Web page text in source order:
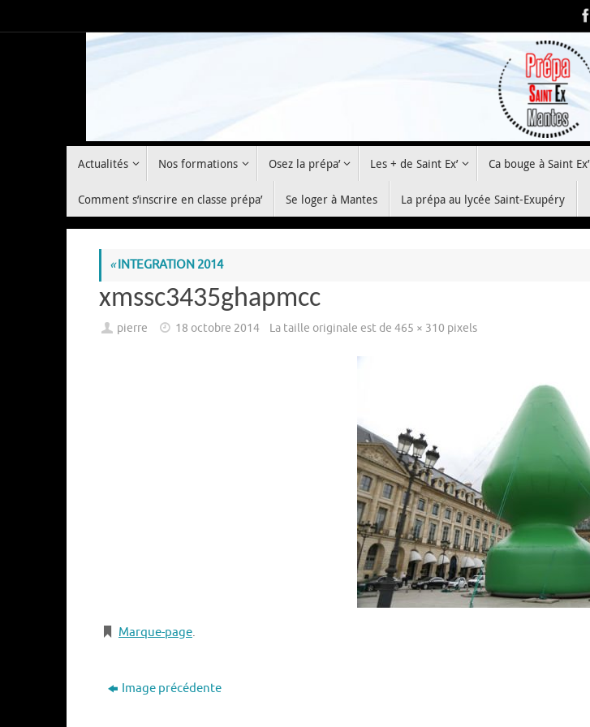
au
Actualités Nos formations Osez la prépa’ Les + de Saint Ex’ Ca bouge à Saint Ex’
Comment s’inscrire en classe prépa’ Se loger à Mantes La prépa au lycée Saint-Exupéry
«INTEGRATION 2014
xmssc3435ghapmcc
pierre 18 octobre 2014 La taille originale est de465 × 310 pixels
Marque-page.
Image précédente